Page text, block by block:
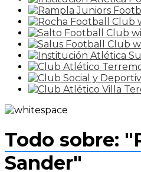
Todo sobre:
Sander"